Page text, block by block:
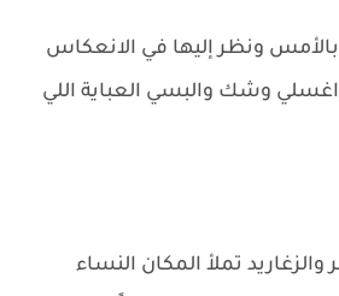
ونظر إليها في الانعكاس
وشك والبسي العباية اللي
تملأ المكان النساء